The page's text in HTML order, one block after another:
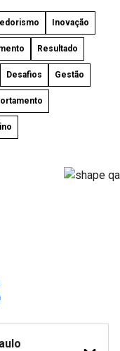
Inovação
Resultado
Desafios Gestão